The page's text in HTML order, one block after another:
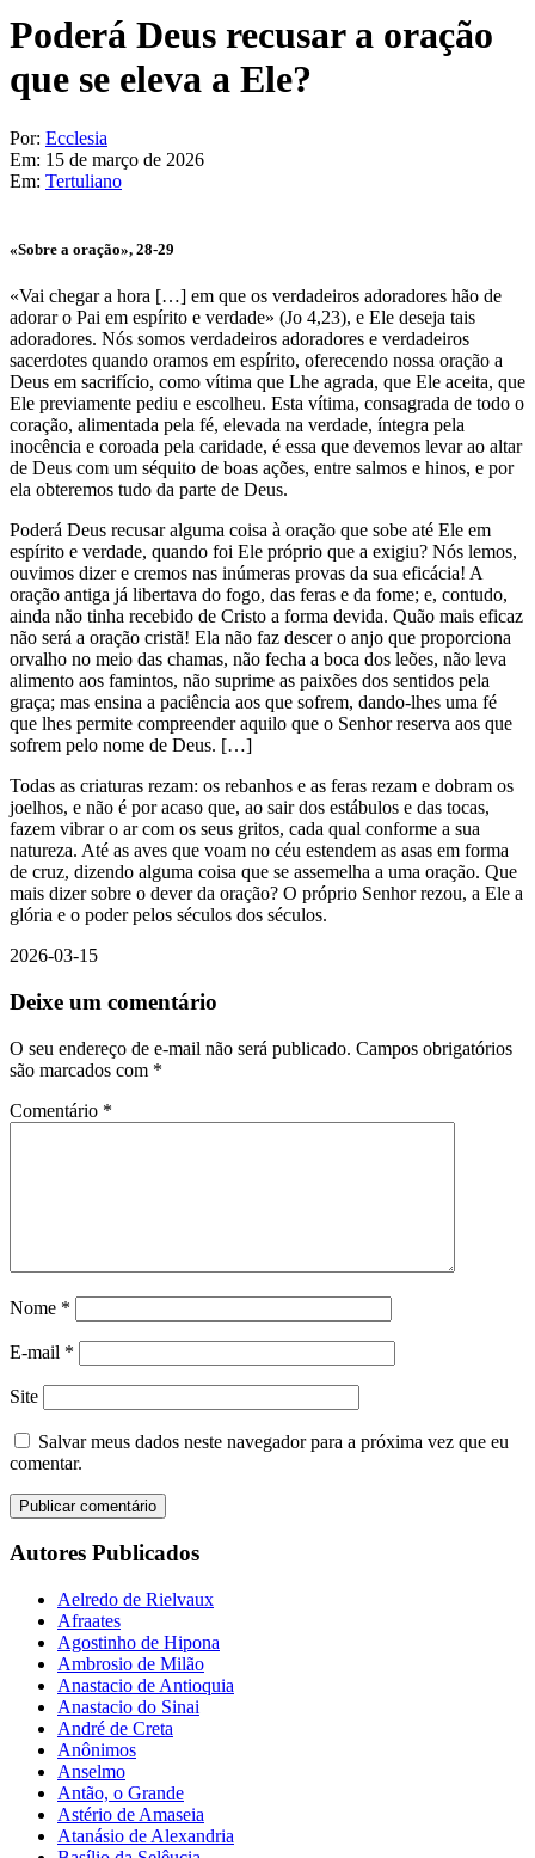
Poderá Deus recusar a oração
que se eleva a Ele?
Por: Ecclesia
Em: 15 de março de 2026
Em: Tertuliano
«Sobre a oração», 28-29
«Vai chegar a hora […] em que os verdadeiros adoradores hão de
adorar o Pai em espírito e verdade» (Jo 4,23), e Ele deseja tais
adoradores. Nós somos verdadeiros adoradores e verdadeiros
sacerdotes quando oramos em espírito, oferecendo nossa oração a
Deus em sacrifício, como vítima que Lhe agrada, que Ele aceita, que
Ele previamente pediu e escolheu. Esta vítima, consagrada de todo o
coração, alimentada pela fé, elevada na verdade, íntegra pela
inocência e coroada pela caridade, é essa que devemos levar ao altar
de Deus com um séquito de boas ações, entre salmos e hinos, e por
ela obteremos tudo da parte de Deus.
Poderá Deus recusar alguma coisa à oração que sobe até Ele em
espírito e verdade, quando foi Ele próprio que a exigiu? Nós lemos,
ouvimos dizer e cremos nas inúmeras provas da sua eficácia! A
oração antiga já libertava do fogo, das feras e da fome; e, contudo,
ainda não tinha recebido de Cristo a forma devida. Quão mais eficaz
não será a oração cristã! Ela não faz descer o anjo que proporciona
orvalho no meio das chamas, não fecha a boca dos leões, não leva
alimento aos famintos, não suprime as paixões dos sentidos pela
graça; mas ensina a paciência aos que sofrem, dando-lhes uma fé
que lhes permite compreender aquilo que o Senhor reserva aos que
sofrem pelo nome de Deus. […]
Todas as criaturas rezam: os rebanhos e as feras rezam e dobram os
joelhos, e não é por acaso que, ao sair dos estábulos e das tocas,
fazem vibrar o ar com os seus gritos, cada qual conforme a sua
natureza. Até as aves que voam no céu estendem as asas em forma
de cruz, dizendo alguma coisa que se assemelha a uma oração. Que
mais dizer sobre o dever da oração? O próprio Senhor rezou, a Ele a
glória e o poder pelos séculos dos séculos.
2026-03-15
Deixe um comentário
O seu endereço de e-mail não será publicado. Campos obrigatórios
são marcados com *
Comentário *
Nome *
E-mail *
Site
Salvar meus dados neste navegador para a próxima vez que eu
comentar.
Autores Publicados
Aelredo de Rielvaux
Afraates
Agostinho de Hipona
Ambrosio de Milão
Anastacio de Antioquia
Anastacio do Sinai
André de Creta
Anônimos
Anselmo
Antão, o Grande
Astério de Amaseia
Atanásio de Alexandria